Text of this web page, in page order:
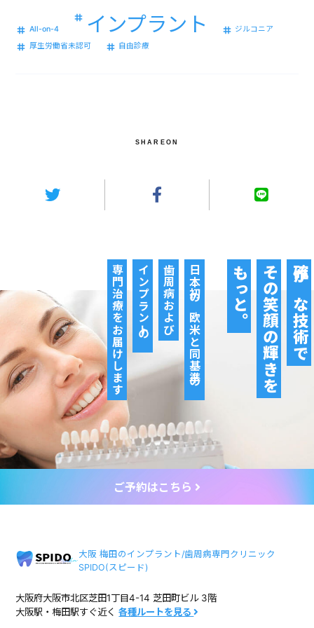
All-on-4 インプラント
ジルコニア
厚生労働省未認可
自由診療
SHAREON
確かな技術で
その笑顔の輝きを
もっと。
日本初の欧米と同基準の
歯周病および
インプラントの
専門治療をお届けします
ご予約はこちら
大阪 梅田のインプラント/歯周病専門クリニック
SPIDO(スピード)
大阪府大阪市北区芝田1丁目4-14 芝田町ビル 3階
大阪駅・梅田駅すぐ近く各種ルートを見る